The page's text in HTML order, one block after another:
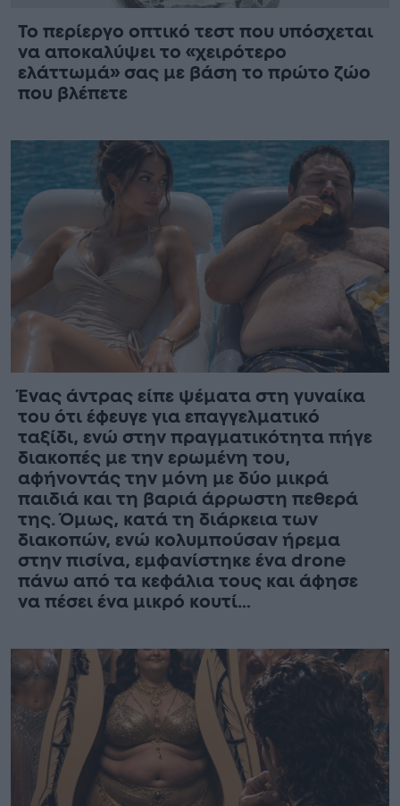
Το περίεργο οπτικό τεστ που υπόσχεται
να αποκαλύψει το «χειρότερο
ελάττωμά» σας με βάση το πρώτο ζώο
που βλέπετε
Ένας άντρας είπε ψέματα στη γυναίκα
του ότι έφευγε για επαγγελματικό
ταξίδι, ενώ στην πραγματικότητα πήγε
διακοπές με την ερωμένη του,
αφήνοντάς την μόνη με δύο μικρά
παιδιά και τη βαριά άρρωστη πεθερά
της. Όμως, κατά τη διάρκεια των
διακοπών, ενώ κολυμπούσαν ήρεμα
στην πισίνα, εμφανίστηκε ένα drone
πάνω από τα κεφάλια τους και άφησε
να πέσει ένα μικρό κουτί…